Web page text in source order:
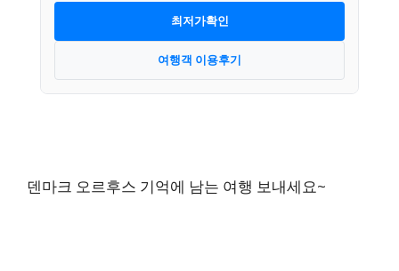
최저가확인
여행객 이용후기
덴마크 오르후스 기억에 남는 여행 보내세요~